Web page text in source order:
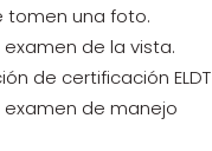
tomen una foto.
de la vista.
de certificación ELDT
examen de manejo